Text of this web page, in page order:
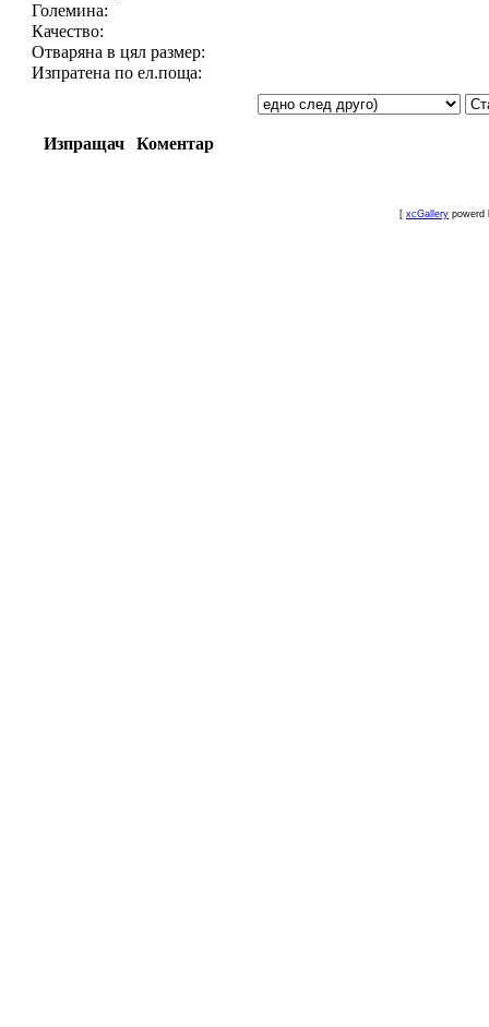
Големина:
Качество:
Отваряна в цял размер:
Изпратена по ел.поща:
Изпращач Коментар
[ xcGallery